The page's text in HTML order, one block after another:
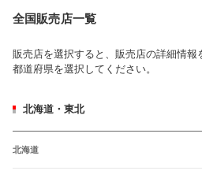
全国販売店一覧
販売店を選択すると、販売店の詳細情報
都道府県を選択してください。
北海道・東北
北海道